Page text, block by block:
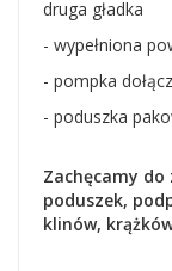
druga gładka
- wypełniona
- pompka
- poduszka
Zachęcamy
poduszek,
klinów,